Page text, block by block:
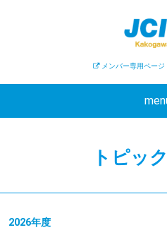
メンバー専用ページ
トピッ
2026年度